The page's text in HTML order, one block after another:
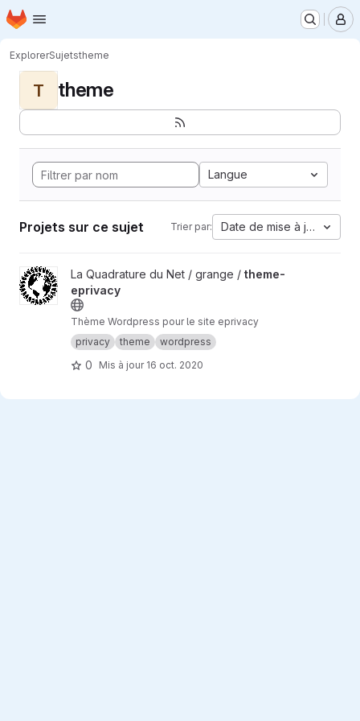
Passer au contenu principal
Page d'accueil
ExplorerSujetstheme
T theme
Langue
Projets sur ce sujet Trier par: Date de mise à jour
Afficher le projet theme-eprivacy
La Quadrature du Net / grange / theme-
eprivacy
Thème Wordpress pour le site eprivacy
privacy
theme wordpress
0 Mis à jour 16 oct. 2020